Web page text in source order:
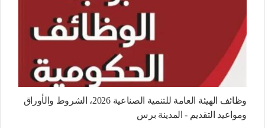
وظائف الهيئة العامة للتنمية الصناعية 2026، الشروط والأوراق
ومواعيد التقديم - المدينة برس